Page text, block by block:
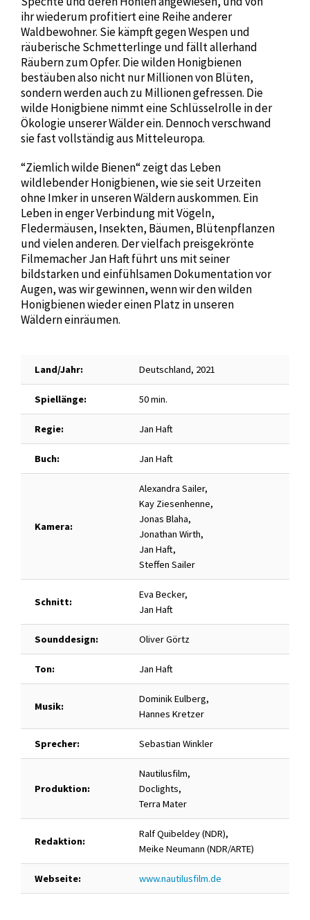
ihr wiederum profitiert eine Reihe anderer
Waldbewohner. Sie kämpft gegen Wespen und
räuberische Schmetterlinge und fällt allerhand
Räubern zum Opfer. Die wilden Honigbienen
bestäuben also nicht nur Millionen von Blüten,
sondern werden auch zu Millionen gefressen. Die
wilde Honigbiene nimmt eine Schlüsselrolle in der
Ökologie unserer Wälder ein. Dennoch verschwand
sie fast vollständig aus Mitteleuropa.
“Ziemlich wilde Bienen“ zeigt das Leben
wildlebender Honigbienen, wie sie seit Urzeiten
ohne Imker in unseren Wäldern auskommen. Ein
Leben in enger Verbindung mit Vögeln,
Fledermäusen, Insekten, Bäumen, Blütenpflanzen
und vielen anderen. Der vielfach preisgekrönte
Filmemacher Jan Haft führt uns mit seiner
bildstarken und einfühlsamen Dokumentation vor
Augen, was wir gewinnen, wenn wir den wilden
Honigbienen wieder einen Platz in unseren
Wäldern einräumen.
Land/Jahr: Deutschland, 2021
Spiellänge: 50 min.
Regie: Jan Haft
Buch: Jan Haft
Kamera:
Alexandra Sailer,
Kay Ziesenhenne,
Jonas Blaha,
Jonathan Wirth,
Jan Haft,
Steffen Sailer
Schnitt:
Eva Becker,
Jan Haft
Sounddesign: Oliver Görtz
Ton: Jan Haft
Musik:
Dominik Eulberg,
Hannes Kretzer
Sprecher: Sebastian Winkler
Produktion:
Nautilusfilm,
Doclights,
Terra Mater
Redaktion:
Ralf Quibeldey (NDR),
Meike Neumann (NDR/ARTE)
Webseite: www.nautilusfilm.de